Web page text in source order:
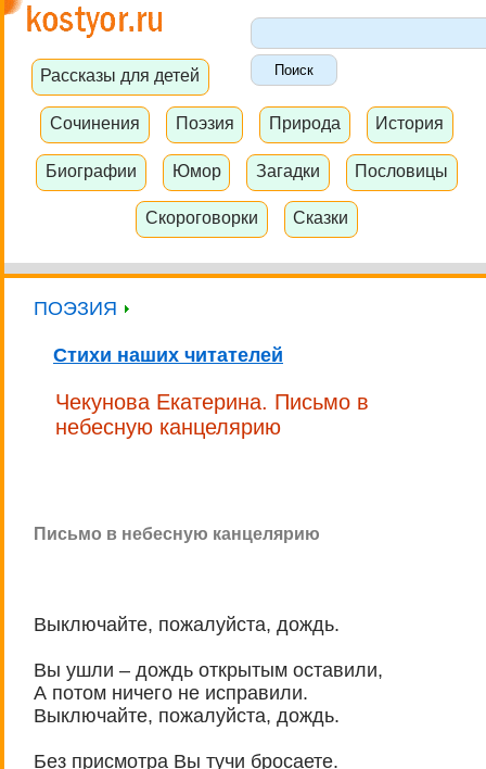
Рассказы для детей
Сочинения Поэзия Природа История
Биографии Юмор Загадки Пословицы
Скороговорки Сказки
ПОЭЗИЯ
Стихи наших читателей
Чекунова Екатерина. Письмо в
небесную канцелярию
Письмо в небесную канцелярию
Выключайте, пожалуйста, дождь.
Вы ушли – дождь открытым оставили,
А потом ничего не исправили.
Выключайте, пожалуйста, дождь.
Без присмотра Вы тучи бросаете.